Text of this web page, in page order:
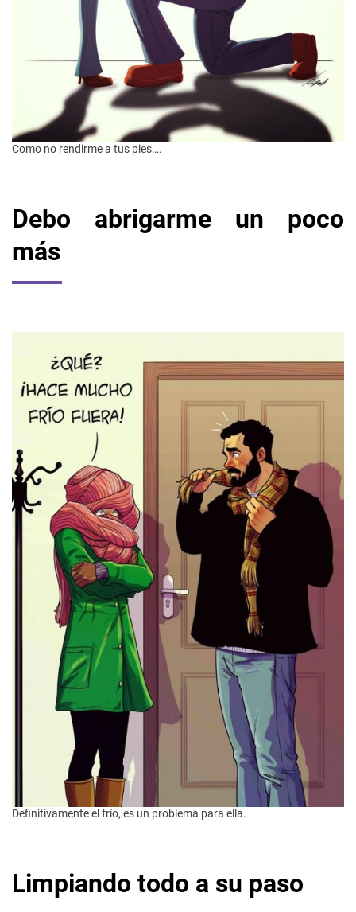
Como no rendirme a tus pies….
Debo abrigarme un poco
más
Definitivamente el frío, es un problema para ella.
Limpiando todo a su paso